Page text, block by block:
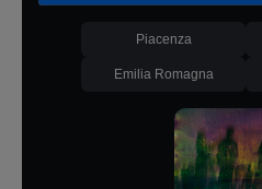
Piacenza
Emilia Romagna